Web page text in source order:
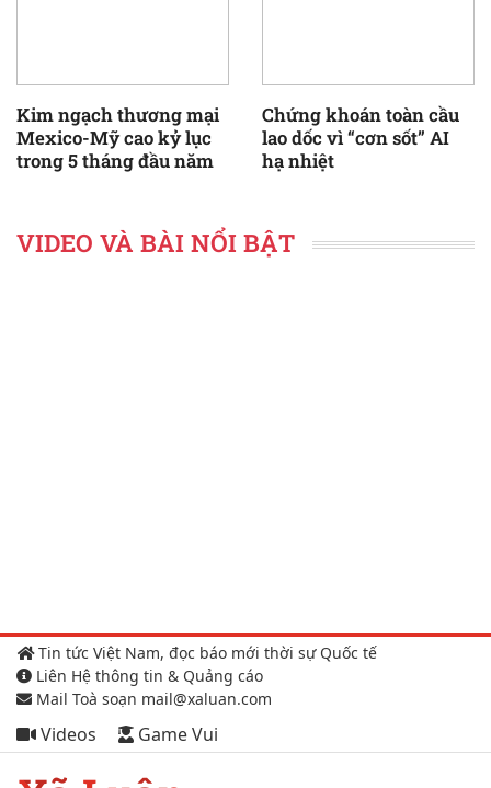
Kim ngạch thương mại
Mexico-Mỹ cao kỷ lục
trong 5 tháng đầu năm
Chứng khoán toàn cầu
lao dốc vì “cơn sốt” AI
hạ nhiệt
VIDEO VÀ BÀI NỔI BẬT
Tin tức Việt Nam, đọc báo mới thời sự Quốc tế
Liên Hệ thông tin & Quảng cáo
Mail Toà soạn mail@xaluan.com
Videos Game Vui